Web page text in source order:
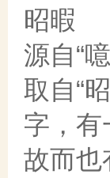
昭暇
源自“
取自“
字，有
故而也